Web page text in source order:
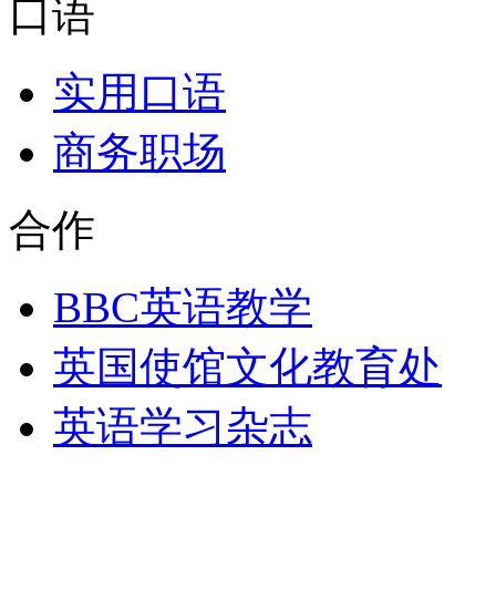
口语
实用口语
商务职场
合作
BBC英语教学
英国使馆文化教育处
英语学习杂志